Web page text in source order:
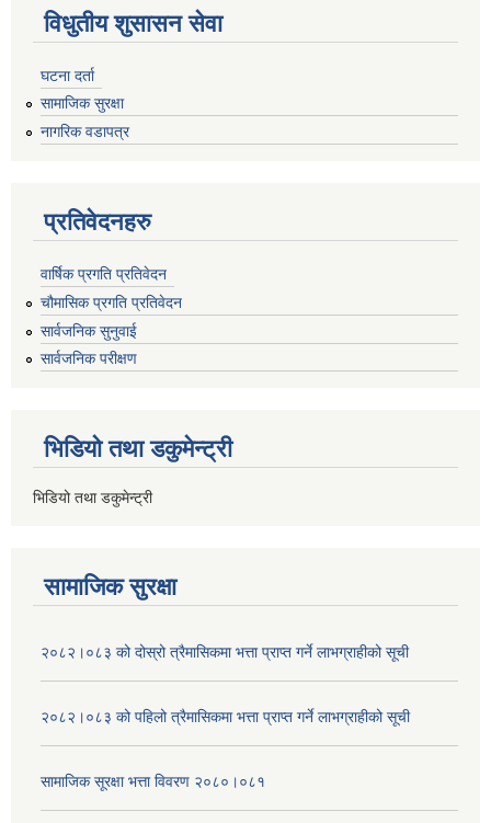
विधुतीय शुसासन सेवा
घटना दर्ता
सामाजिक सुरक्षा
नागरिक वडापत्र
प्रतिवेदनहरु
वार्षिक प्रगति प्रतिवेदन
चौमासिक प्रगति प्रतिवेदन
सार्वजनिक सुनुवाई
सार्वजनिक परीक्षण
भिडियो तथा डकुमेन्ट्री
भिडियो तथा डकुमेन्ट्री
सामाजिक सुरक्षा
२०८२।०८३ को दोस्रो त्रैमासिकमा भत्ता प्राप्‍त गर्ने लाभग्राहीको सूची
२०८२।०८३ को पहिलो त्रैमासिकमा भत्ता प्राप्‍त गर्ने लाभग्राहीको सूची
सामाजिक सूरक्षा भत्ता विवरण २०८०।०८१